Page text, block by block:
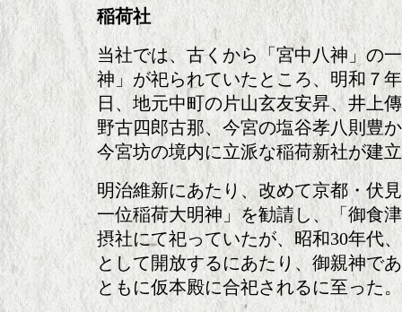
稲荷社
当社では、古くから「宮中八神」の
神」が祀られていたところ、明和７
日、地元中町の片山玄友安昇、井上
野古四郎古那、今宮の塩谷孝八則豊
今宮坊の境内に立派な稲荷新社が建
明治維新にあたり、改めて京都・伏
一位稲荷大明神」を勧請し、「御食
摂社にて祀っていたが、昭和30年代
として開放するにあたり、御親神で
ともに仮本殿に合祀されるに至った。